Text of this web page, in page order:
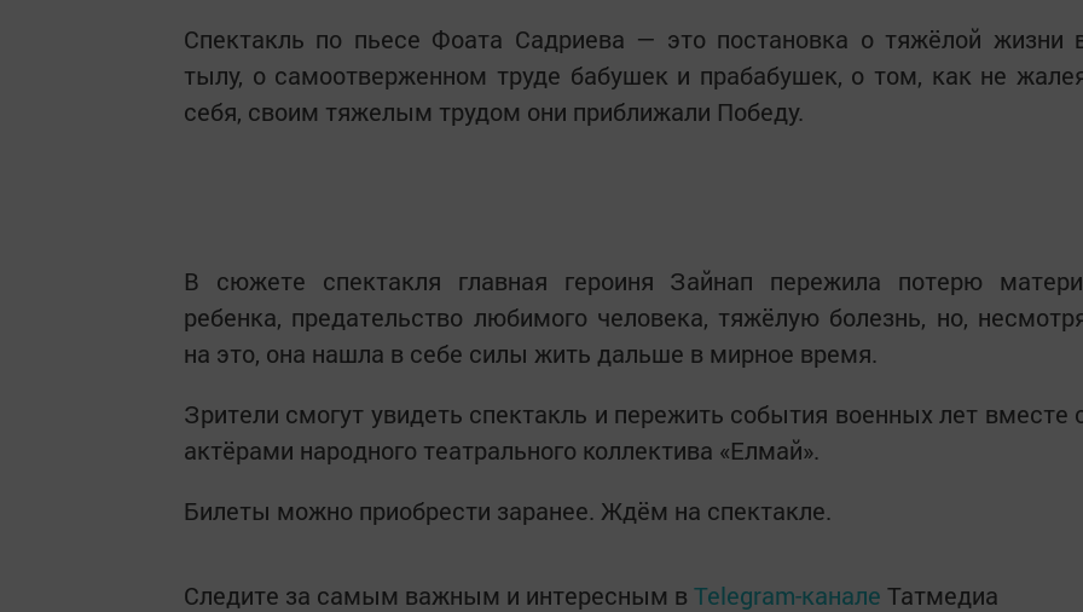
Спектакль по пьесе Фоата Садриева — это постановка о тяжёлой жизни
тылу, о самоотверженном труде бабушек и прабабушек, о том, как не
себя, своим тяжелым трудом они приближали Победу.
В сюжете спектакля главная героиня Зайнап пережила потерю
ребенка, предательство любимого человека, тяжёлую болезнь, но,
на это, она нашла в себе силы жить дальше в мирное время.
Зрители смогут увидеть спектакль и пережить события военных лет вместе
актёрами народного театрального коллектива «Елмай».
Билеты можно приобрести заранее. Ждём на спектакле.
Следите за самым важным и интересным в Telegram-канале Татмедиа